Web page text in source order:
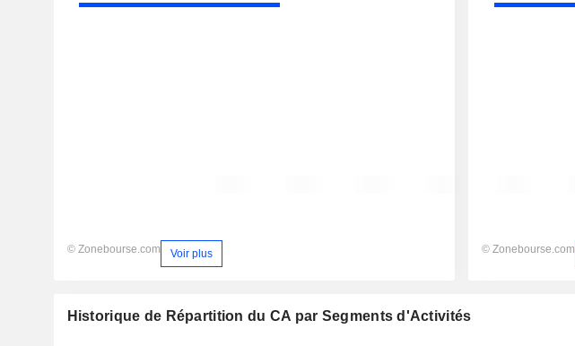
© Zonebourse.com Voir plus © Zonebourse.com
Historique de Répartition du CA par Segments d'Activités